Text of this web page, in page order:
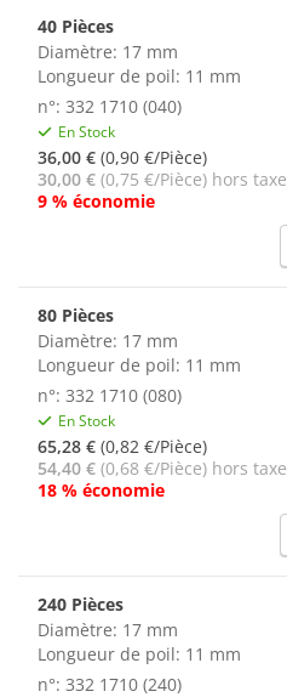
40 Pièces
Diamètre: 17 mm
Longueur de poil: 11 mm
n°: 332 1710 (040)
En Stock
36,00 € (0,90 €/Pièce)
30,00 € (0,75 €/Pièce) hors taxe
9 % économie
80 Pièces
Diamètre: 17 mm
Longueur de poil: 11 mm
n°: 332 1710 (080)
En Stock
65,28 € (0,82 €/Pièce)
54,40 € (0,68 €/Pièce) hors taxe
18 % économie
240 Pièces
Diamètre: 17 mm
Longueur de poil: 11 mm
n°: 332 1710 (240)